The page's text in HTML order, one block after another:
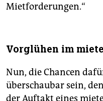
Mietforderungen.“
Vorglühen im
Nun, die Chancen
überschaubar sein,
der Auftakt eines